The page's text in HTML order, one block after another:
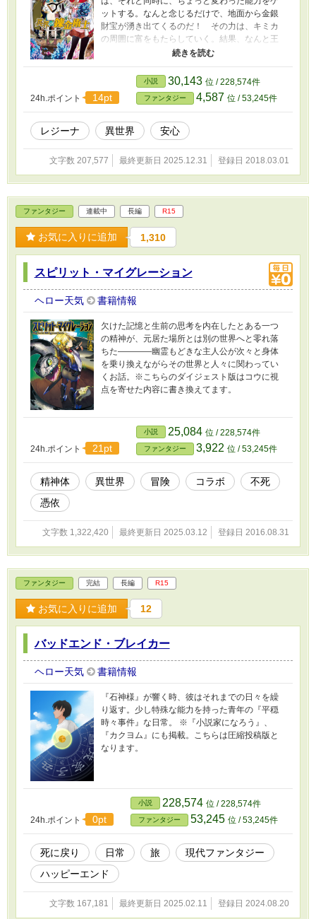
ットする。なんと念じるだけで、地面から金銀
財宝が湧き出てくるのだ！ その力は、キミカ
の周囲に富をもたらしていく。結果、なんと王
様に興味を持たれてしまった！ 王都に呼び出
されたキミカは、丁重にもてなされ、三人のイ
ケメン護衛までつけられる。けれど彼らを含
め、貴族たちには色々思惑があるようで……。
この能力が引き寄せるのは、金銀財宝だけじゃ
ない!? トラブル満載、貧乏女子のおかしな異世
界ファンタジー！
24h.ポイント 14pt
小説 30,143 位 / 228,574件
ファンタジー 4,587 位 / 53,245件
レジーナ 異世界 安心
文字数 207,577 最終更新日 2025.12.31 登録日 2018.03.01
ファンタジー 連載中 長編 R15
お気に入りに追加 1,310
スピリット・マイグレーション
ヘロー天気 書籍情報
欠けた記憶と生前の思考を内在したとある一つ
の精神が、元居た場所とは別の世界へと零れ落
ちた――――幽霊もどきな主人公が次々と身体
を乗り換えながらその世界と人々に関わってい
くお話。※こちらのダイジェスト版はコウに視
点を寄せた内容に書き換えてます。
24h.ポイント 21pt
小説 25,084 位 / 228,574件
ファンタジー 3,922 位 / 53,245件
精神体 異世界 冒険 コラボ
不死
憑依
文字数 1,322,420 最終更新日 2025.03.12 登録日 2016.08.31
ファンタジー 完結 長編 R15
お気に入りに追加 12
バッドエンド・ブレイカー
ヘロー天気 書籍情報
『石神様』が響く時、彼はそれまでの日々を繰
り返す。少し特殊な能力を持った青年の『平穏
時々事件』な日常。 ※『小説家になろう』、
『カクヨム』にも掲載。こちらは圧縮投稿版と
なります。
24h.ポイント 0pt
小説 228,574 位 / 228,574件
ファンタジー 53,245 位 / 53,245件
死に戻り 日常 旅
現代ファンタジー
ハッピーエンド
文字数 167,181 最終更新日 2025.02.11 登録日 2024.08.20